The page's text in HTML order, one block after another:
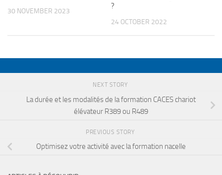
30 NOVEMBER 2023
?
24 OCTOBER 2022
NEXT STORY
La durée et les modalités de la formation CACES chariot
élévateur R389 ou R489
PREVIOUS STORY
Optimisez votre activité avec la formation nacelle